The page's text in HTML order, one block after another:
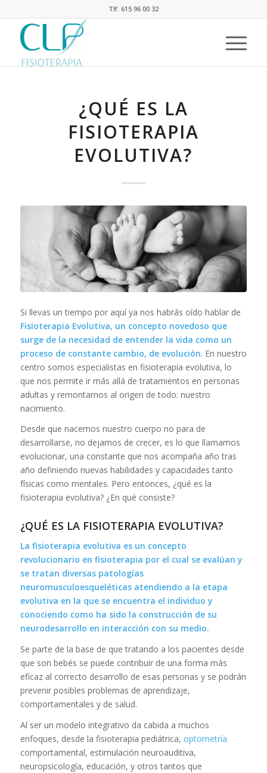
Tlf. 615 96 00 32
¿QUÉ ES LA
FISIOTERAPIA
EVOLUTIVA?
Si llevas un tiempo por aquí ya nos habrás oído hablar de
Fisioterapia Evolutiva, un concepto novedoso que
surge de la necesidad de entender la vida como un
proceso de constante cambio, de evolución. En nuestro
centro somos especialistas en fisioterapia evolutiva, lo
que nos permite ir más allá de tratamientos en personas
adultas y remontarnos al origen de todo: nuestro
nacimiento.
Desde que nacemos nuestro cuerpo no para de
desarrollarse, no dejamos de crecer, es lo que llamamos
evolucionar, una constante que nos acompaña año tras
año definiendo nuevas habilidades y capacidades tanto
físicas como mentales. Pero entonces, ¿qué es la
fisioterapia evolutiva? ¿En qué consiste?
¿QUÉ ES LA FISIOTERAPIA EVOLUTIVA?
La fisioterapia evolutiva es un concepto
revolucionario en fisioterapia por el cual se evalúan y
se tratan diversas patologías
neuromusculoesqueléticas atendiendo a la etapa
evolutiva en la que se encuentra el individuo y
conociendo como ha sido la construcción de su
neurodesarrollo en interacción con su medio.
Se parte de la base de que tratando a los pacientes desde
que son bebés se puede contribuir de una forma más
eficaz al correcto desarrollo de esas personas y se podrán
prevenir posibles problemas de aprendizaje,
comportamentales y de salud.
Al ser un modelo integrativo da cabida a muchos
enfoques, desde la fisioterapia pediátrica, optometría
comportamental, estimulación neuroauditiva,
neuropsicología, educación, y otros tantos que